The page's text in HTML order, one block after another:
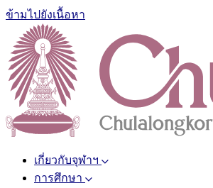
ข้ามไปยังเนื้อหา
เกี่ยวกับจุฬาฯ
การศึกษา